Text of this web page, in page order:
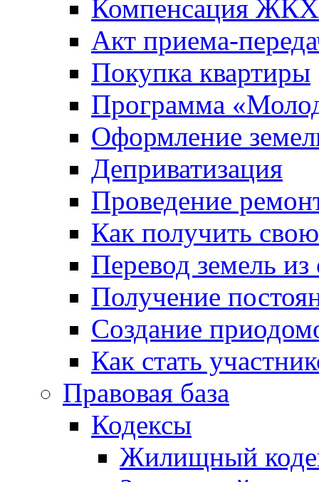
Компенсация ЖКХ
Акт приема-
Покупка квартиры
Программа
Оформление
Деприватизация
Проведение
Как получить
Перевод земель
Получение
Создание
Как стать
Правовая база
Кодексы
Жилищный